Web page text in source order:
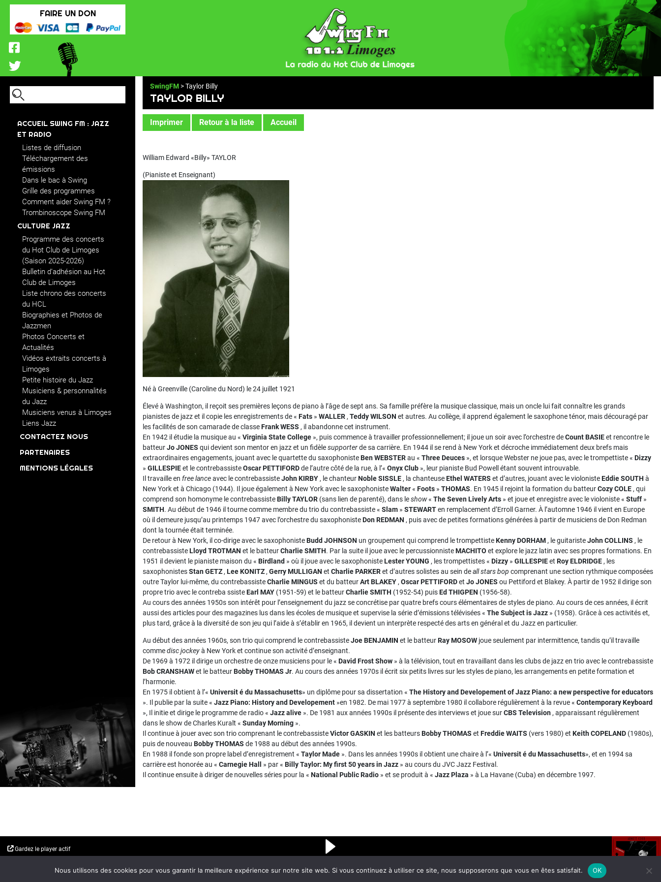
FAIRE UN DON
ACCUEIL SWING FM : JAZZ
ET RADIO
Listes de diffusion
Téléchargement des
émissions
Dans le bac à Swing
Grille des programmes
Comment aider Swing FM ?
Trombinoscope Swing FM
CULTURE JAZZ
Programme des concerts
du Hot Club de Limoges
(Saison 2025-2026)
Bulletin d’adhésion au Hot
Club de Limoges
Liste chrono des concerts
du HCL
Biographies et Photos de
Jazzmen
Photos Concerts et
Actualités
Vidéos extraits concerts à
Limoges
Petite histoire du Jazz
Musiciens & personnalités
du Jazz
Musiciens venus à Limoges
Liens Jazz
CONTACTEZ NOUS
PARTENAIRES
MENTIONS LÉGALES
SwingFM > Taylor Billy
TAYLOR BILLY
Imprimer Retour à la liste Accueil
William Edward «Billy» TAYLOR
(Pianiste et Enseignant)
Né à Greenville (Caroline du Nord) le 24 juillet 1921
Élevé à Washington, il reçoit ses premières leçons de piano à l’âge de sept ans. Sa famille préfère la musique classique, mais un oncle lui fait connaître les grands
pianistes de jazz et il copie les enregistrements de « Fats » WALLER , Teddy WILSON et autres. Au collège, il apprend également le saxophone ténor, mais découragé par
les facilités de son camarade de classeFrank WESS , il abandonne cet instrument.
En 1942 il étudie la musique au « Virginia State College », puis commence à travailler professionnellement; il joue un soir avec l’orchestre deCount BASIEet rencontre le
batteurJo JONES qui devient son mentor en jazz et un fidèlesupporterde sa carrière. En 1944 il se rend à New York et décroche immédiatement deux brefs mais
extraordinaires engagements, jouant avec le quartette du saxophonisteBen WEBSTERau « Three Deuces », et lorsque Webster ne joue pas, avec le trompettiste « Dizzy
» GILLESPIEet le contrebassisteOscar PETTIFORDde l’autre côté de la rue, à l’« Onyx Club », leur pianiste Bud Powell étant souvent introuvable.
Il travaille en free lanceavec le contrebassisteJohn KIRBY , le chanteurNobleSISSLE , la chanteuseEthel WATERS et d’autres, jouant avec le violonisteEddie SOUTH à
New York et à Chicago (1944). Il joue également à New York avec le saxophonisteWalter« Foots » THOMAS. En 1945 il rejoint la formation du batteurCozy COLE , qui
comprend son homonyme le contrebassisteBilly TAYLOR (sans lien de parenté), dans leshow« The SevenLively Arts » et joue et enregistre avec le violoniste « Stuff »
SMITH. Au début de 1946 il tourne comme membre du trio du contrebassiste « Slam » STEWARTen remplacement d’Erroll Garner. À l’automne 1946 il vient en Europe
où il demeure jusqu’au printemps 1947 avec l’orchestre du saxophonisteDon REDMAN , puis avec de petites formations générées à partir de musiciens de Don Redman
dont la tournée était terminée.
De retour à New York, il co-dirige avec le saxophonisteBudd JOHNSON un groupement qui comprend le trompettisteKenny DORHAM , le guitaristeJohn COLLINS , le
contrebassisteLloyd TROTMAN et le batteurCharlie SMITH. Par la suite il joue avec le percussionnisteMACHITO et explore le jazz latin avec ses propres formations. En
1951 il devient le pianiste maison du « Birdland » où il joue avec le saxophonisteLester YOUNG , les trompettistes « Dizzy » GILLESPIEet Roy ELDRIDGE , les
saxophonistesStan GETZ , LeeKONITZ , Gerry MULLIGAN et Charlie PARKERet d’autres solistes au sein deall stars bop comprenant une section rythmique composées
outre Taylor lui-même, du contrebassisteCharlie MINGUS et du batteurArt BLAKEY , Oscar PETTIFORDet Jo JONES ou Pettiford et Blakey. À partir de 1952 il dirige son
propre trio avec le contreba ssisteEarl MAY (1951-59) et le batteurCharlie SMITH (1952-54) puisEd THIGPEN (1956-58).
Au cours des années 1950s son intérêt pour l’enseignement du jazz se concrétise par quatre brefs cours élémentaires de styles de piano. Au cours de ces années, il écrit
aussi des articles pour des magazines lus dans les écoles de musique et supervise la série d’émissions télévisées « The Subject is Jazz » (1958). Grâce à ces activités et,
plus tard, grâce à la diversité de son jeu qui l’aide à s’établir en 1965, il devient un interprète respecté des arts en général et du Jazz en particulier.
Au début des années 1960s, son trio qui comprend le contrebassisteJoe BENJAMIN et le batteurRay MOSOW joue seulement par intermittence, tandis qu’il travaille
commedisc jockeyà New York et continue son activité d’enseignant.
De 1969 à 1972 il dirige un orchestre de onze musiciens pour le « David FrostShow » à la télévision, tout en travaillant dans les clubs de jazz en trio avec le contrebassiste
Bob CRANSHAWet le batteurBobby THOMAS Jr. Au cours des années 1970s il écrit six petits livres sur les styles de piano, les arrangements en petite formation et
l’harmonie.
En 1975 il obtient à l’« Universit é du Massachusetts» un diplôme pour sa dissertation « The History and Developement of Jazz Piano: a new perspective foreducators
». Il publie par la suite « Jazz Piano: History and Developement »en 1982. De mai 1977 à septembre 1980 il collabore régulièrement à la revue « ContemporaryKeyboard
», Il initie et dirige le programme de radio « Jazz alive ». De 1981 aux années 1990s il présente des interviews et joue surCBS Television , apparaissant régulièrement
dans le show de Charles Kuralt « Sunday Morning ».
Il continue à jouer avec son trio comprenant le contrebassisteVictor GASKIN et les batteursBobby THOMAS et Freddie WAITS (vers 1980) et Keith COPELAND (1980s),
puis de nouveau Bobby THOMAS de 1988 au début des années 1990s.
En 1988 il fonde son propre label d’enregistrement « Taylor Made ». Dans les années 1990s il obtient une chaire à l’« Universit é du Massachusetts», et en 1994 sa
carrière est honorée au « Carnegie Hall » par « Billy Taylor: My first 50 years in Jazz » au cours du JVC Jazz Festival.
Il continue ensuite à diriger de nouvelles séries pour la « National PublicRadio » et se produit à « Jazz Plaza » à La Havane (Cuba) en décembre 1997.
Gardez le player actif
Chick she ain't nowhere
Nous utilisons des cookies pour vous garantir la meilleure expérience sur notre site web. Si vous continuez à utiliser ce site, nous supposerons que vous en êtes satisfait. OK